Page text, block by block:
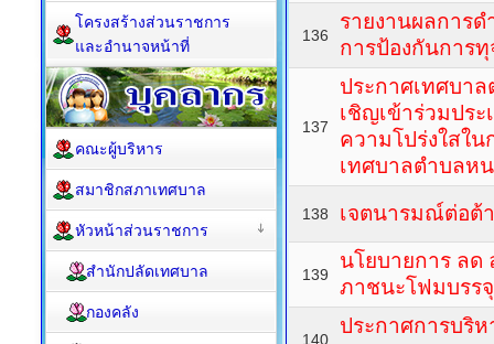
136
รายงานผลการ
การป้องกันการ
137
ประกาศเทศบา
เชิญเข้าร่วมปร
ความโปร่งใสใน
เทศบาลตำบลห
138 เจตนารมณ์ต่อต้
139
นโยบายการ ลด
ภาชนะโฟมบรร
140
ประกาศการบริ
โครงสร้างส่วนราชการ
และอำนาจหน้าที่
คณะผู้บริหาร
สมาชิกสภาเทศบาล
หัวหน้าส่วนราชการ
สำนักปลัดเทศบาล
กองคลัง